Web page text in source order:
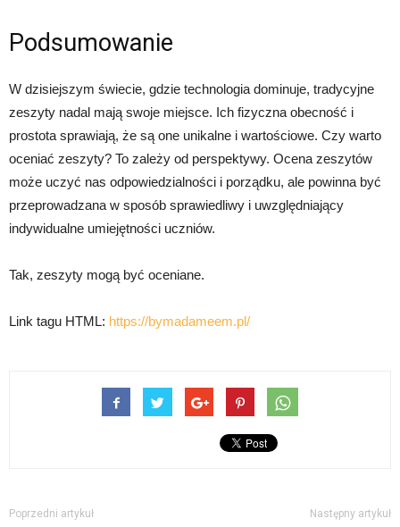
Podsumowanie
W dzisiejszym świecie, gdzie technologia dominuje, tradycyjne
zeszyty nadal mają swoje miejsce. Ich fizyczna obecność i
prostota sprawiają, że są one unikalne i wartościowe. Czy warto
oceniać zeszyty? To zależy od perspektywy. Ocena zeszytów
może uczyć nas odpowiedzialności i porządku, ale powinna być
przeprowadzana w sposób sprawiedliwy i uwzględniający
indywidualne umiejętności uczniów.
Tak, zeszyty mogą być oceniane.
Link tagu HTML: https://bymadameem.pl/
Poprzedni artykuł Następny artykuł